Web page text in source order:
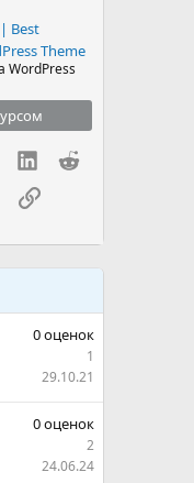
Best
Theme
WordPress
X (Twitter)
LinkedIn
почта
Ссылка
0 оценок
1
29.10.21
0 оценок
2
24.06.24